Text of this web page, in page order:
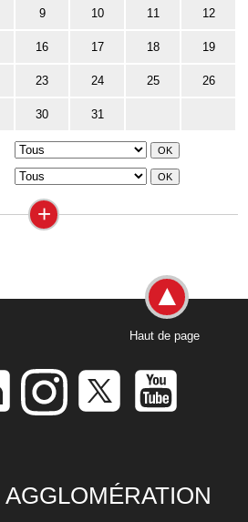
9 10 11 12
16 17 18 19
23 24 25 26
30 31
+
Haut de page